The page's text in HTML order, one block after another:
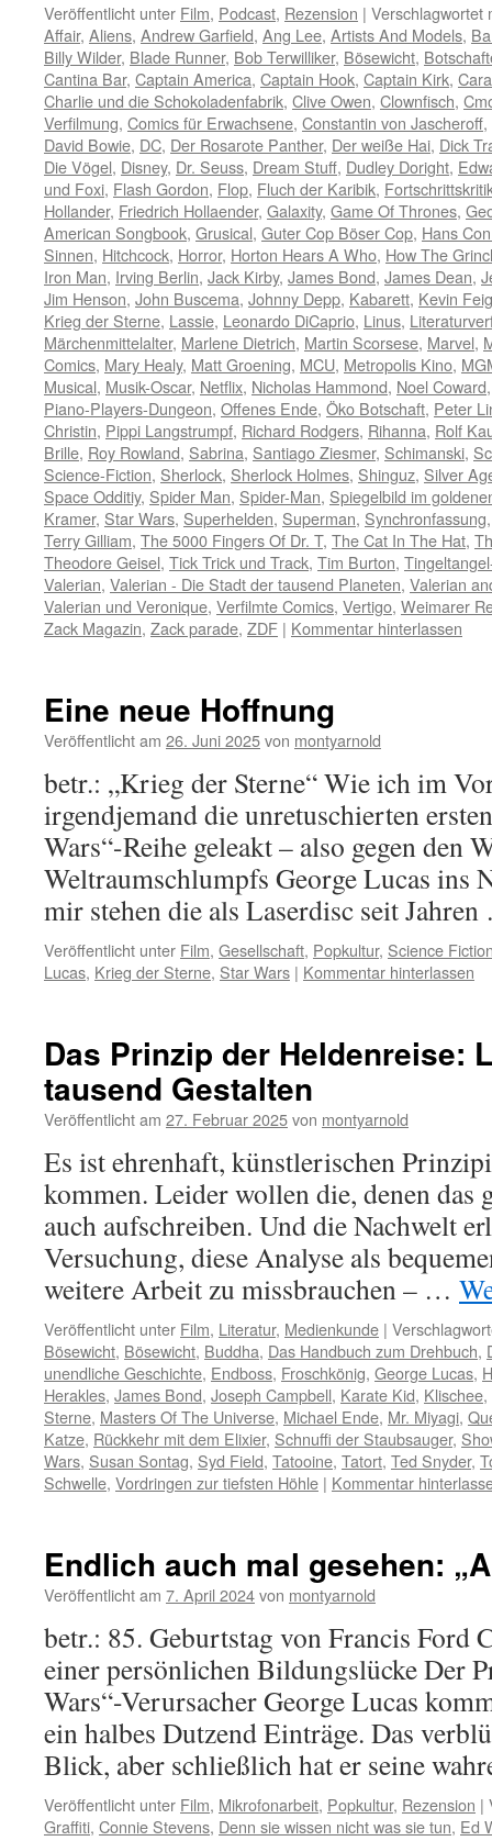
Veröffentlicht unter Film, Podcast, Rezension | Verschlagwortet
Affair, Aliens, Andrew Garfield, Ang Lee, Artists And Models,
Billy Wilder, Blade Runner, Bob Terwilliker, Bösewicht,
Cantina Bar, Captain America, Captain Hook, Captain Kirk,
Charlie und die Schokoladenfabrik, Clive Owen, Clownfisch,
Verfilmung, Comics für Erwachsene, Constantin von Jascheroff,
David Bowie, DC, Der Rosarote Panther, Der weiße Hai, Dick
Die Vögel, Disney, Dr. Seuss, Dream Stuff, Dudley Doright,
und Foxi, Flash Gordon, Flop, Fluch der Karibik,
Hollander, Friedrich Hollaender, Galaxity, Game Of Thrones,
American Songbook, Grusical, Guter Cop Böser Cop, Hans
Sinnen, Hitchcock, Horror, Horton Hears A Who, How The
Iron Man, Irving Berlin, Jack Kirby, James Bond, James Dean,
Jim Henson, John Buscema, Johnny Depp, Kabarett, Kevin
Krieg der Sterne, Lassie, Leonardo DiCaprio, Linus,
Märchenmittelalter, Marlene Dietrich, Martin Scorsese, Marvel,
Comics, Mary Healy, Matt Groening, MCU, Metropolis Kino,
Musical, Musik-Oscar, Netflix, Nicholas Hammond, Noel Coward
Piano-Players-Dungeon, Offenes Ende, Öko Botschaft, Peter
Christin, Pippi Langstrumpf, Richard Rodgers, Rihanna, Rolf
Brille, Roy Rowland, Sabrina, Santiago Ziesmer, Schimanski,
Science-Fiction, Sherlock, Sherlock Holmes, Shinguz, Silver
Space Odditiy, Spider Man, Spider-Man, Spiegelbild im
Kramer, Star Wars, Superhelden, Superman, Synchronfassung
Terry Gilliam, The 5000 Fingers Of Dr. T, The Cat In The Hat,
Theodore Geisel, Tick Trick und Track, Tim Burton,
Valerian, Valerian - Die Stadt der tausend Planeten, Valerian
Valerian und Veronique, Verfilmte Comics, Vertigo, Weimarer
Zack Magazin, Zack parade, ZDF | Kommentar hinterlassen
Eine neue Hoffnung
Veröffentlicht am 26. Juni 2025von montyarnold
betr.: „Krieg der Sterne“ Wie ich im
irgendjemand die unretuschierten
Wars“-Reihe geleakt – also gegen den
Weltraumschlumpfs George Lucas ins
mir stehen die als Laserdisc seit
Veröffentlicht unter Film, Gesellschaft, Popkultur, Science
Lucas, Krieg der Sterne, Star Wars | Kommentar hinterlassen
Das Prinzip der Heldenreise:
tausend Gestalten
Veröffentlicht am 27. Februar 2025von montyarnold
Es ist ehrenhaft, künstlerischen
kommen. Leider wollen die, denen das
auch aufschreiben. Und die Nachwelt
Versuchung, diese Analyse als
weitere Arbeit zu missbrauchen – …
Veröffentlicht unter Film, Literatur, Medienkunde |
Bösewicht, Bösewicht, Buddha, Das Handbuch zum Drehbuch,
unendliche Geschichte, Endboss, Froschkönig, George Lucas,
Herakles, James Bond, Joseph Campbell, Karate Kid, Klischee,
Sterne, Masters Of The Universe, Michael Ende, Mr. Miyagi,
Katze, Rückkehr mit dem Elixier, Schnuffi der Staubsauger,
Wars, Susan Sontag, Syd Field, Tatooine, Tatort, Ted Snyder,
Schwelle, Vordringen zur tiefsten Höhle | Kommentar
Endlich auch mal gesehen:
Veröffentlicht am 7. April 2024von montyarnold
betr.: 85. Geburtstag von Francis Ford
einer persönlichen Bildungslücke Der
Wars“-Verursacher George Lucas
ein halbes Dutzend Einträge. Das
Blick, aber schließlich hat er seine
Veröffentlicht unter Film, Mikrofonarbeit, Popkultur, Rezension |
Graffiti, Connie Stevens, Denn sie wissen nicht was sie tun, Ed